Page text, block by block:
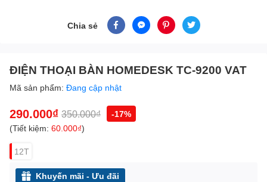
Chia sẻ
ĐIỆN THOẠI BÀN HOMEDESK TC-9200 VAT
Mã sản phẩm: Đang cập nhật
290.000₫ 350.000₫
-17%
(Tiết kiệm: 60.000₫)
12T
Khuyến mãi - Ưu đãi